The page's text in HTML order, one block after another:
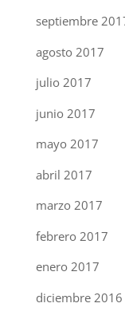
septiembre
agosto 2017
julio 2017
junio 2017
mayo 2017
abril 2017
marzo 2017
febrero 2017
enero 2017
diciembre 2016